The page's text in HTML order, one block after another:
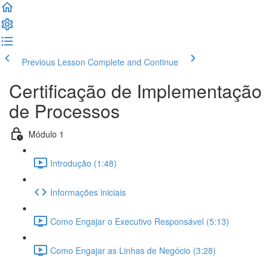
Previous Lesson Complete and Continue
Certificação de Implementação
de Processos
Módulo 1
Introdução (1:48)
Informações iniciais
Como Engajar o Executivo Responsável (5:13)
Como Engajar as Linhas de Negócio (3:28)